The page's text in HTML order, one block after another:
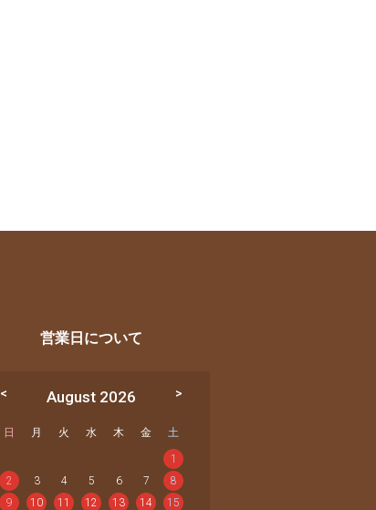
営業日について
August 2026
日 月 火 水 木 金 土
1
2
3 4 5 6 7
8
9
10 11 12 13 14
15